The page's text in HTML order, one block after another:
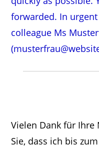
forwarded. In
colleague Ms
Vielen Dank für Ihre
Sie, dass ich bis zum